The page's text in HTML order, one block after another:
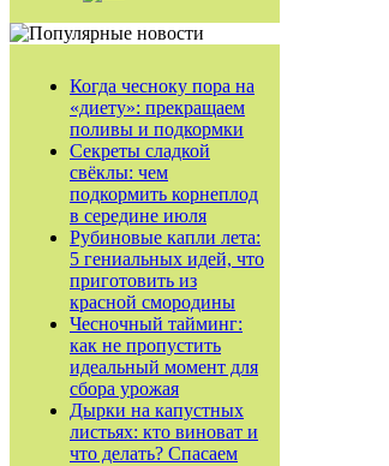
Когда чесноку пора на
«диету»: прекращаем
поливы и подкормки
Секреты сладкой
свёклы: чем
подкормить корнеплод
в середине июля
Рубиновые капли лета:
5 гениальных идей, что
приготовить из
красной смородины
Чесночный тайминг:
как не пропустить
идеальный момент для
сбора урожая
Дырки на капустных
листьях: кто виноват и
что делать? Спасаем